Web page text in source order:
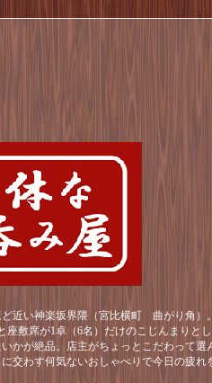
近い神楽坂界隈（宮比横町 曲がり角）
座敷席が1卓（6名）だけのこじんまりと
かが絶品。店主がちょっとこだわって
交わす何気ないおしゃべりで今日の疲れ